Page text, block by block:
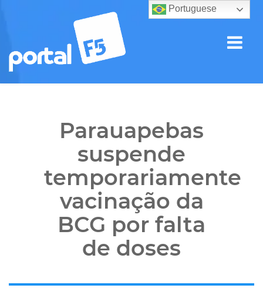
Parauapebas
suspende
temporariamente
vacinação da
BCG por falta
de doses
Portuguese